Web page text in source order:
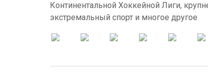
Континентальной Хоккейной Лиги,
экстремальный спорт и многое другое